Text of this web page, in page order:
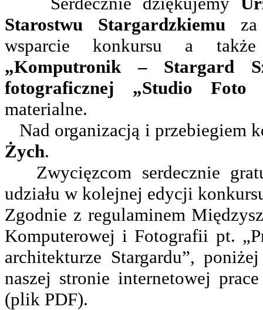
Starostwu Stargardzkiemu za
wsparcie konkursu a
„Komputronik – Stargard
fotograficznej „Studio Foto
materialne.
Nad organizacją i przebiegiem
Żych.
Zwycięzcom serdecznie
udziału w kolejnej edycji
Zgodnie z regulaminem
Komputerowej i Fotografii pt.
architekturze Stargardu”,
naszej stronie internetowej
(plik PDF).